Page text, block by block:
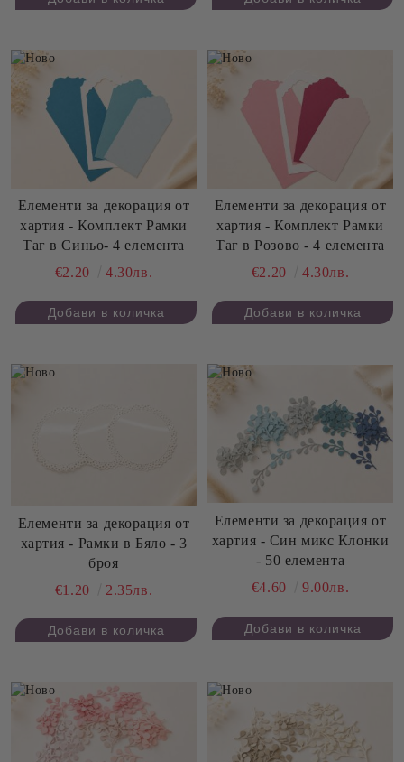
Елементи за декорация от
хартия - Комплект Рамки
Таг в Синьо- 4 елемента
€2.20
4.30лв.
Елементи за декорация от
хартия - Комплект Рамки
Таг в Розово - 4 елемента
€2.20
4.30лв.
Елементи за декорация от
хартия - Рамки в Бяло - 3
броя
€1.20
2.35лв.
Елементи за декорация от
хартия - Син микс Клонки
- 50 елемента
€4.60
9.00лв.